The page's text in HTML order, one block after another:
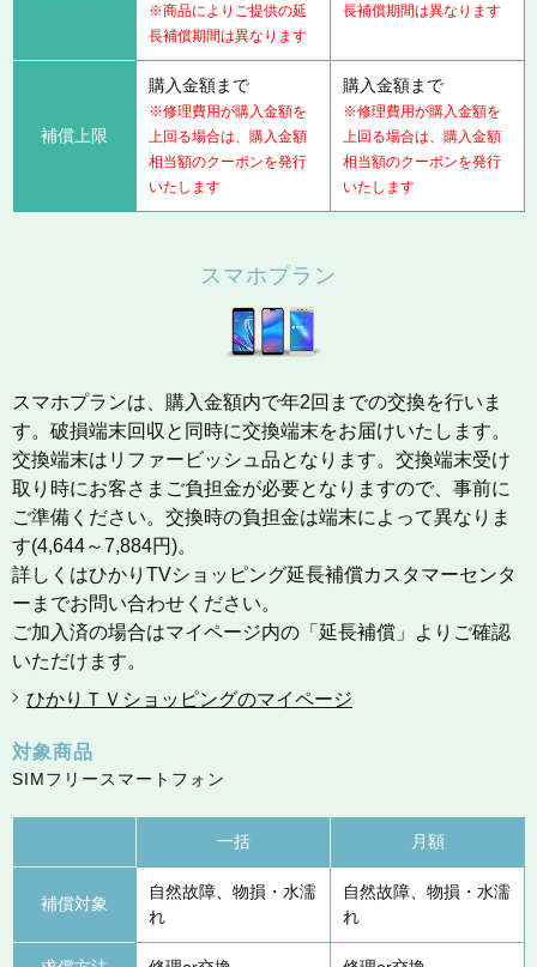
※商品によりご提供の延
長補償期間は異なります
長補償期間は異なります
補償上限
購入金額まで
※修理費用が購入金額を
上回る場合は、購入金額
相当額のクーポンを発行
いたします
購入金額まで
※修理費用が購入金額を
上回る場合は、購入金額
相当額のクーポンを発行
いたします
スマホプラン
スマホプランは、購入金額内で年2回までの交換を行いま
す。破損端末回収と同時に交換端末をお届けいたします。
交換端末はリファービッシュ品となります。交換端末受け
取り時にお客さまご負担金が必要となりますので、事前に
ご準備ください。交換時の負担金は端末によって異なりま
す(4,644～7,884円)。
詳しくはひかりTVショッピング延長補償カスタマーセンタ
ーまでお問い合わせください。
ご加入済の場合はマイページ内の「延長補償」よりご確認
いただけます。
ひかりＴＶショッピングのマイページ
対象商品
SIMフリースマートフォン
一括 月額
補償対象
自然故障、物損・水濡
れ
自然故障、物損・水濡
れ